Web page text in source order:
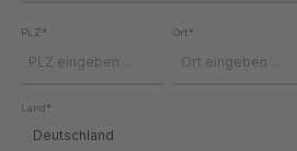
PLZ* Ort*
Land*